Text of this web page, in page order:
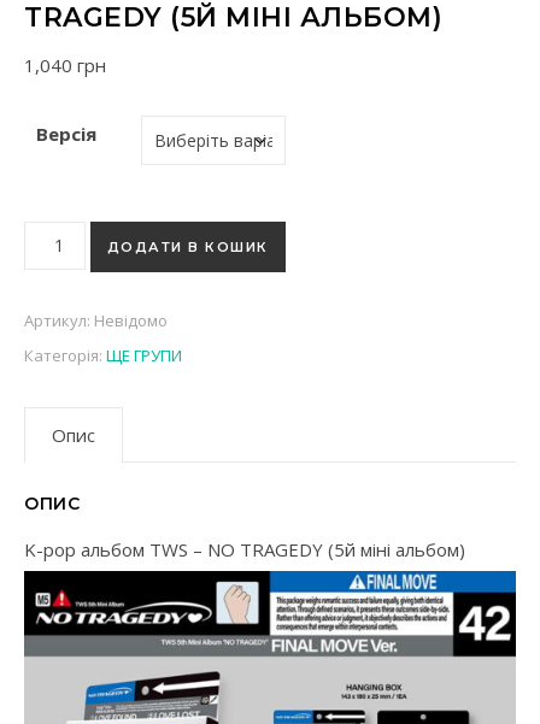
TRAGEDY (5Й МІНІ АЛЬБОМ)
1,040 грн
Версія
K-pop альбом TWS - NO TRAGEDY (5й міні альбом) кількість
ДОДАТИ В КОШИК
Артикул: Невідомо
Категорія: ЩЕ ГРУПИ
Опис
ОПИС
K-pop альбом TWS – NO TRAGEDY (5й міні альбом)